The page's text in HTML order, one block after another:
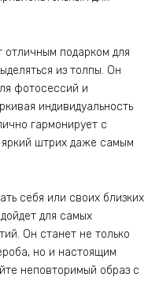
отличным подарком для
из толпы. Он
фотосессий и
индивидуальность
гармонирует с
яркий штрих даже самым
себя или своих близких
для самых
Он станет не только
но и настоящим
неповторимый образ с